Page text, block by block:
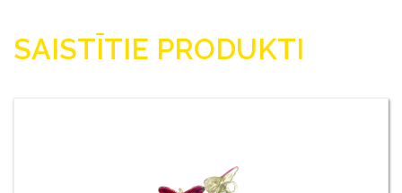
SAISTĪTIE PRODUKTI